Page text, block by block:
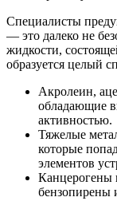
Специалисты
— это далеко не
жидкости,
образуется целый
Акролеин,
обладающие
активностью.
Тяжелые
которые
элементов
Канцерогены
бензопирены